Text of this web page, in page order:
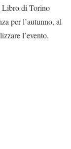
Libro di Torino
per l’autunno, al
l’evento.